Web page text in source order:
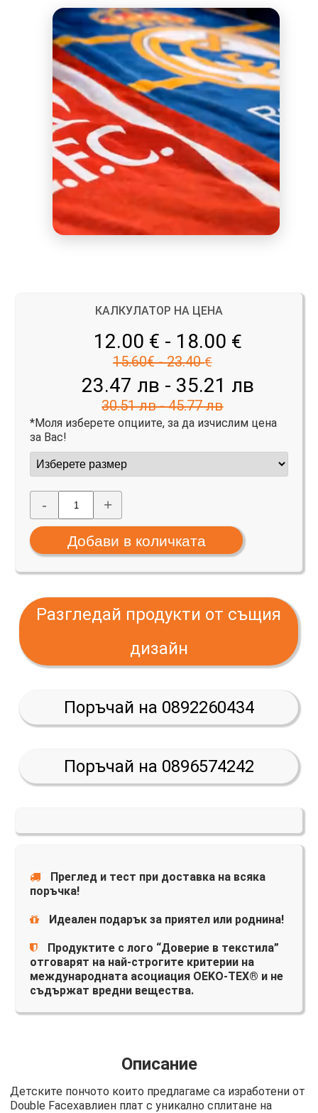
КАЛКУЛАТОР НА ЦЕНА
12.00 € - 18.00 €
15.60€ - 23.40 €
23.47 лв - 35.21 лв
30.51 лв - 45.77 лв
*Моля изберете опциите, за да изчислим цена
за Вас!
- +
Разгледай продукти от същия
дизайн
Поръчай на 0892260434
Поръчай на 0896574242
Преглед и тест при доставка на всяка
поръчка!
Идеален подарък за приятел или роднина!
Продуктите с лого “Доверие в текстила”
отговарят на най-строгите критерии на
международната асоциация OEKO-TEX® и не
съдържат вредни вещества.
Описание
Детските пончото които предлагаме са изработени от
Double Faceхавлиен плат с уникално сплитане на